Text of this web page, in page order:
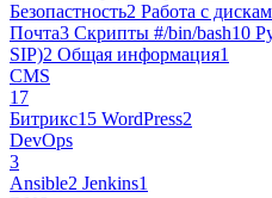
Безопастность2 Работа с
Почта3 Cкрипты #/bin/bash10
SIP)2 Общая информация1
CMS
17
Битрикс15 WordPress2
DevOps
3
Ansible2 Jenkins1